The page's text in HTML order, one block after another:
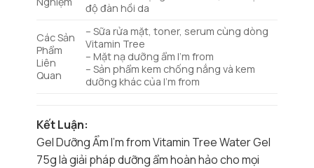
độ đàn hồi da
Các Sản
Phẩm
Liên
Quan
– Sữa rửa mặt, toner, serum cùng dòng
Vitamin Tree
– Mặt nạ dưỡng ẩm I’m from
– Sản phẩm kem chống nắng và kem
dưỡng khác của I’m from
Kết Luận:
Gel Dưỡng Ẩm I’m from Vitamin Tree Water Gel
75g là giải pháp dưỡng ẩm hoàn hảo cho mọi